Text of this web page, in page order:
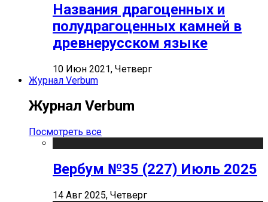
Названия драгоценных и
полудрагоценных камней в
древнерусском языке
10 Июн 2021, Четверг
Журнал Verbum
Журнал Verbum
Посмотреть все
Вербум №35 (227) Июль 2025
14 Авг 2025, Четверг